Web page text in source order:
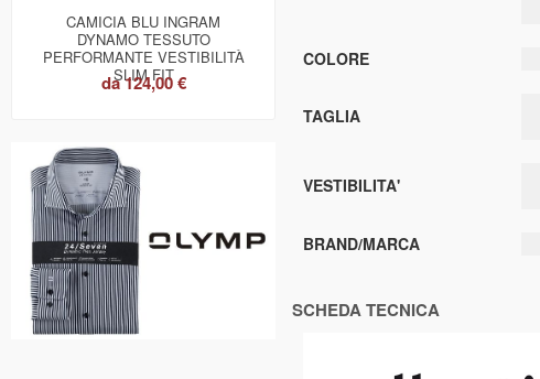
CAMICIA BLU INGRAM
DYNAMO TESSUTO
PERFORMANTE VESTIBILITÀ
SLIM FIT
da124,00 €
COLORE
TAGLIA
VESTIBILITA'
BRAND/MARCA
SCHEDA TECNICA